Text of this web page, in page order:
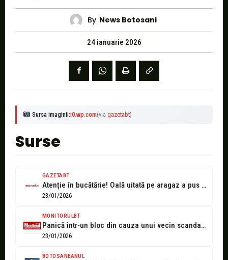
By News Botosani
24 ianuarie 2026
Sursa imaginii:i0.wp.com(via gazetabt)
Surse
GAZETABT
Atenție în bucătărie! Oală uitată pe aragaz a pus în pericol locatarii...
23/01/2026
MONITORULBT
Panică într-un bloc din cauza unui vecin scandalagiu. Au intervenit trei mașini...
23/01/2026
BOTOSANEANUL